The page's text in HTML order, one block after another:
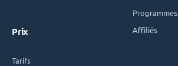
Prix
Tarifs
Programmes
Affiliés